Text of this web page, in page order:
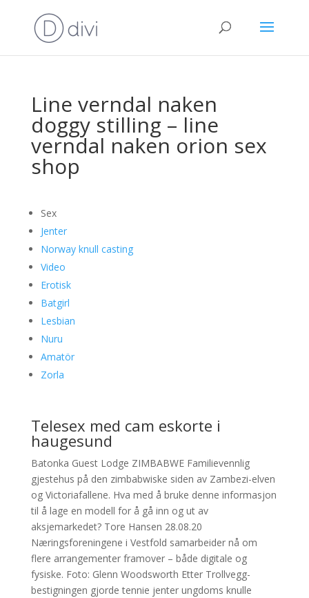
Line verndal naken
doggy stilling – line
verndal naken orion sex
shop
Sex
Jenter
Norway knull casting
Video
Erotisk
Batgirl
Lesbian
Nuru
Amatör
Zorla
Telesex med cam eskorte i
haugesund
Batonka Guest Lodge ZIMBABWE Familievennlig
gjestehus på den zimbabwiske siden av Zambezi-elven
og Victoriafallene. Hva med å bruke denne informasjon
til å lage en modell for å gå inn og ut av
aksjemarkedet? Tore Hansen 28.08.20
Næringsforeningene i Vestfold samarbeider nå om
flere arrangementer framover – både digitale og
fysiske. Foto: Glenn Woodsworth Etter Trollvegg-
bestigningen gjorde tennie jenter ungdoms knulle